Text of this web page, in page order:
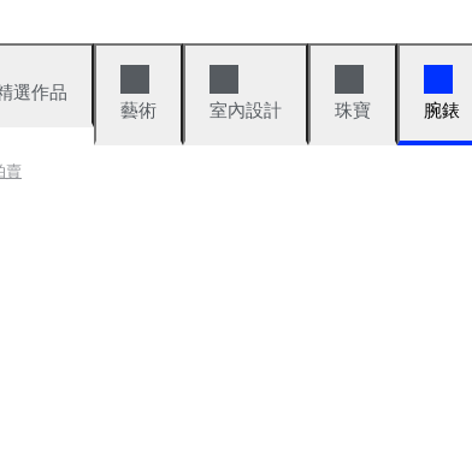
選作品
藝術
室內設計 珠寶 腕錶
賣